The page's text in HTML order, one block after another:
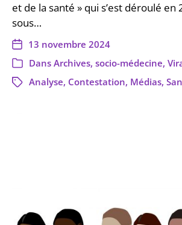
et de la santé » qui s’est déroulé en
sous…
13 novembre 2024
Dans Archives, socio-médecine,
Analyse, Contestation, Médias,